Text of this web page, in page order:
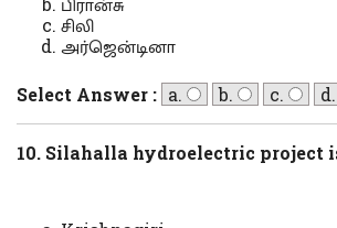
சிலி
அர்ஜென்டினா
Select Answer : a. b. c.
10. Silahalla hydroelectric project